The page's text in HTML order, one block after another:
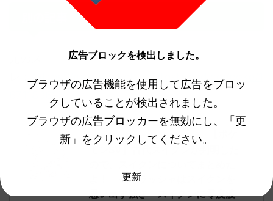
"https://medaka.5ch.net/test/read.cgi/poke/1
他の人気記事もチェック！
よ！ ヘイラッシャはスイクンを
思い出す強さ スイクンに零度渡
広告ブロックを検出しました。
ブラウザの広告機能を使用して広告をブロッ
クしていることが検出されました。
ブラウザの広告ブロッカーを無効にし、「更
新」をクリックしてください。
更新